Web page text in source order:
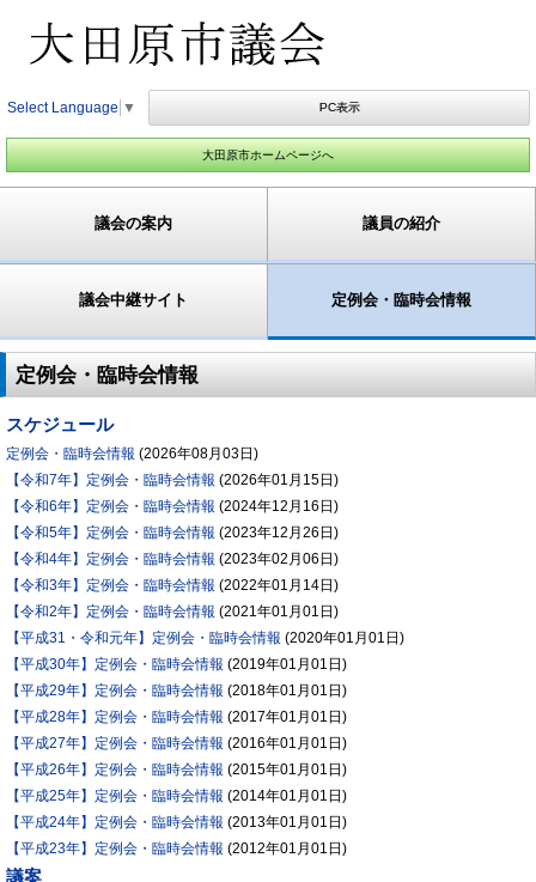
Select Language ▼ PC表示
大田原市ホームページへ
議会の案内 議員の紹介
議会中継サイト 定例会・臨時会情報
定例会・臨時会情報
スケジュール
定例会・臨時会情報 (2026年08月03日 )
【令和7年】定例会・臨時会情報 (2026年01月15日 )
【令和6年】定例会・臨時会情報 (2024年12月16日 )
【令和5年】定例会・臨時会情報 (2023年12月26日 )
【令和4年】定例会・臨時会情報 (2023年02月06日 )
【令和3年】定例会・臨時会情報 (2022年01月14日 )
【令和2年】定例会・臨時会情報 (2021年01月01日 )
【平成31・令和元年】定例会・臨時会情報 (2020年01月01日 )
【平成30年】定例会・臨時会情報 (2019年01月01日 )
【平成29年】定例会・臨時会情報 (2018年01月01日 )
【平成28年】定例会・臨時会情報 (2017年01月01日 )
【平成27年】定例会・臨時会情報 (2016年01月01日 )
【平成26年】定例会・臨時会情報 (2015年01月01日 )
【平成25年】定例会・臨時会情報 (2014年01月01日 )
【平成24年】定例会・臨時会情報 (2013年01月01日 )
【平成23年】定例会・臨時会情報 (2012年01月01日 )
議案